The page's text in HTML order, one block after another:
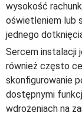
wysokość
oświetleniem lub
jednego
Sercem instalacji
również często
skonfigurowanie
dostępnymi
wdrożeniach na